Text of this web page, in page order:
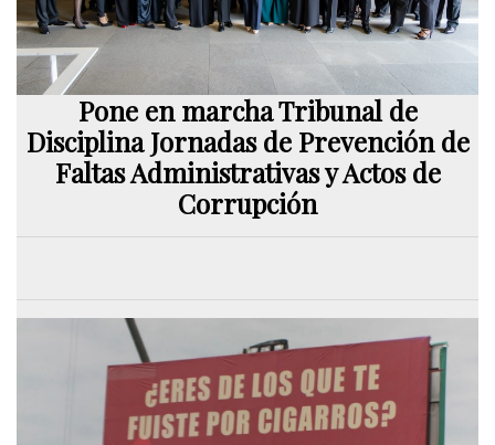
Pone en marcha Tribunal de
Disciplina Jornadas de Prevención de
Faltas Administrativas y Actos de
Corrupción